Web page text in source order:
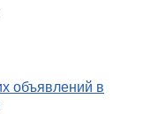
объявлений в